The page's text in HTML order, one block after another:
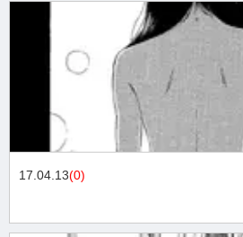
17.04.13(0)